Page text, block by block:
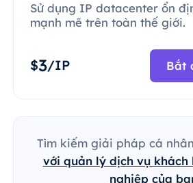
Sử dụng IP datacenter ổn
mạnh mẽ trên toàn thế giới.
$3/IP Bắt
Tìm kiếm giải pháp cá
với quản lý dịch vụ khách
nghiệp của